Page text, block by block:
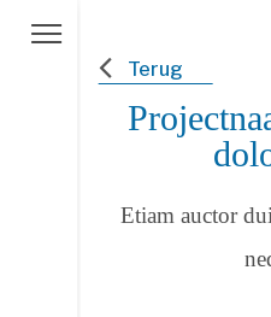
Terug
Etiam auctor